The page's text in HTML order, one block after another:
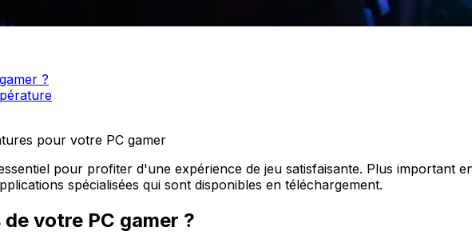
?
pour votre PC gamer
pour profiter d'une expérience de jeu satisfaisante. Plus important
spécialisées qui sont disponibles en téléchargement.
votre PC gamer ?